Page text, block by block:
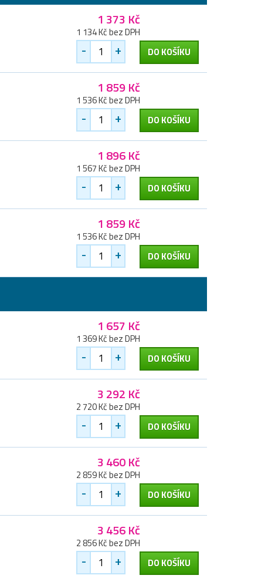
1 373 Kč
1 134 Kč bez DPH
- + DO KOŠÍKU
1 859 Kč
1 536 Kč bez DPH
- + DO KOŠÍKU
1 896 Kč
1 567 Kč bez DPH
- + DO KOŠÍKU
1 859 Kč
1 536 Kč bez DPH
- + DO KOŠÍKU
1 657 Kč
1 369 Kč bez DPH
- + DO KOŠÍKU
3 292 Kč
2 720 Kč bez DPH
- + DO KOŠÍKU
3 460 Kč
2 859 Kč bez DPH
- + DO KOŠÍKU
3 456 Kč
2 856 Kč bez DPH
- + DO KOŠÍKU